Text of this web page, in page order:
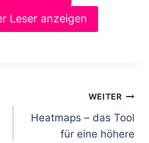
Leser anzeigen
WEITER
Heatmaps – das Tool
für eine höhere